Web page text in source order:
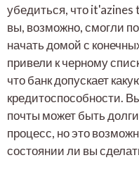
убедиться, что
вы, возможно, смогли
начать домой с
привели к черному
что банк допускает
кредитоспособности.
почты может быть
процесс, но это
состоянии ли вы